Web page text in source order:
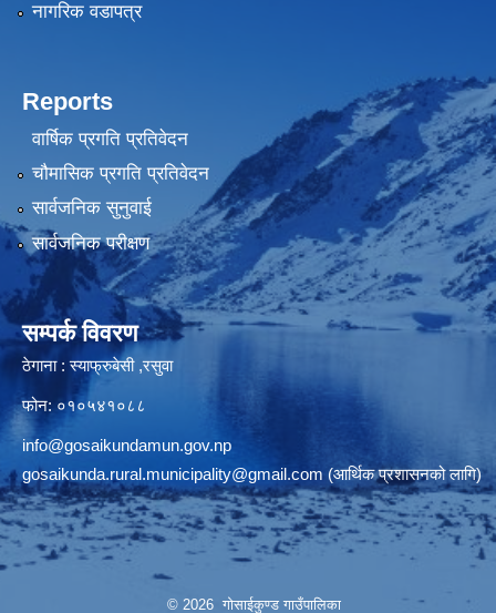
नागरिक वडापत्र
Reports
वार्षिक प्रगति प्रतिवेदन
चौमासिक प्रगति प्रतिवेदन
सार्वजनिक सुनुवाई
सार्वजनिक परीक्षण
सम्पर्क विवरण
ठेगाना : स्याफ्रुबेसी ,रसुवा
फोन: ०१०५४१०८८
info@gosaikundamun.gov.np
gosaikunda.rural.municipality@gmail.com (आर्थिक प्रशासनको लागि)
© 2026 गोसाईकुण्ड गाउँपालिका